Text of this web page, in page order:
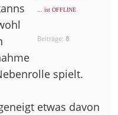
... ist OFFLINE
Beiträge:8
spielt.
etwas davon